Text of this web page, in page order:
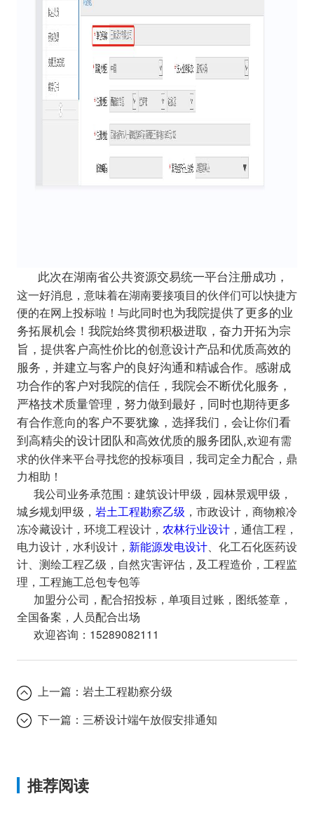
此次在湖南省公共资源交易统一平台注册成功，
这一好消息，意味着在湖南要接项目的伙伴们可以快捷方
便的在网上投标啦！与此同时也为我院提供了更多的业
务拓展机会！ 我院始终贯彻积极进取，奋力开拓为宗
旨，提供客户高性价比的创意设计产品和优质高效的
服务，并建立与客户的良好沟通和精诚合作。 感谢成
功合作的客户对我院的信任，我院会不断优化服务，
严格技术质量管理，努力做到最好，同时也期待更多
有合作意向的客户不要犹豫，选择我们，会让你们看
到高精尖的设计团队和高效优质的服务团队,欢迎有需
求的伙伴来平台寻找您的投标项目，我司定全力配合，鼎
力相助！
我公司业务承范围：建筑设计甲级，园林景观甲级，
城乡规划甲级， 岩土工程勘察乙级 ，市政设计，商物粮冷
冻冷藏设计，环境工程设计， 农林行业设计，通信工程，
电力设计，水利设计， 新能源发电设计、化工石化医药设
计、测绘工程乙级，自然灾害评估，及工程造价，工程监
理，工程施工总包专包等
加盟分公司，配合招投标，单项目过账，图纸签章，
全国备案，人员配合出场
欢迎咨询：15289082111
上一篇：岩土工程勘察分级
下一篇： 三桥设计端午放假安排通知
推荐阅读